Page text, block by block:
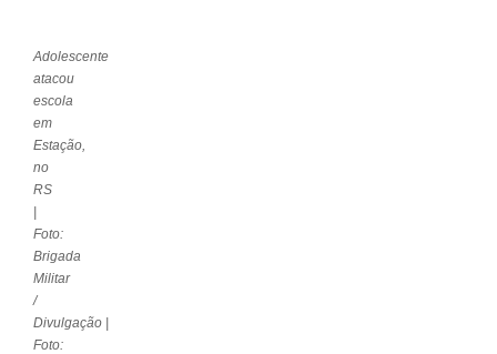
Adolescente
atacou
escola
em
Estação,
no
RS
|
Foto:
Brigada
Militar
/
Divulgação |
Foto: